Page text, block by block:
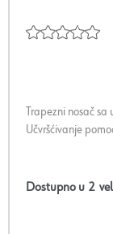
Trapezni nosač
Učvršćivanje
Dostupno u 2